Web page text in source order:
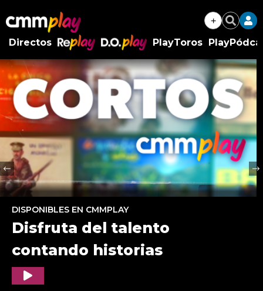
+ Buscar
Directos
RePlay
D.O.Play
PlayToros
Previous
DISPONIBLES EN CMMPLAY
Disfruta del talento
contando historias
Play